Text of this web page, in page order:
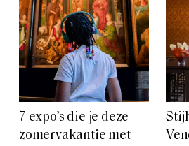
7 expo’s die je deze
zomervakantie met